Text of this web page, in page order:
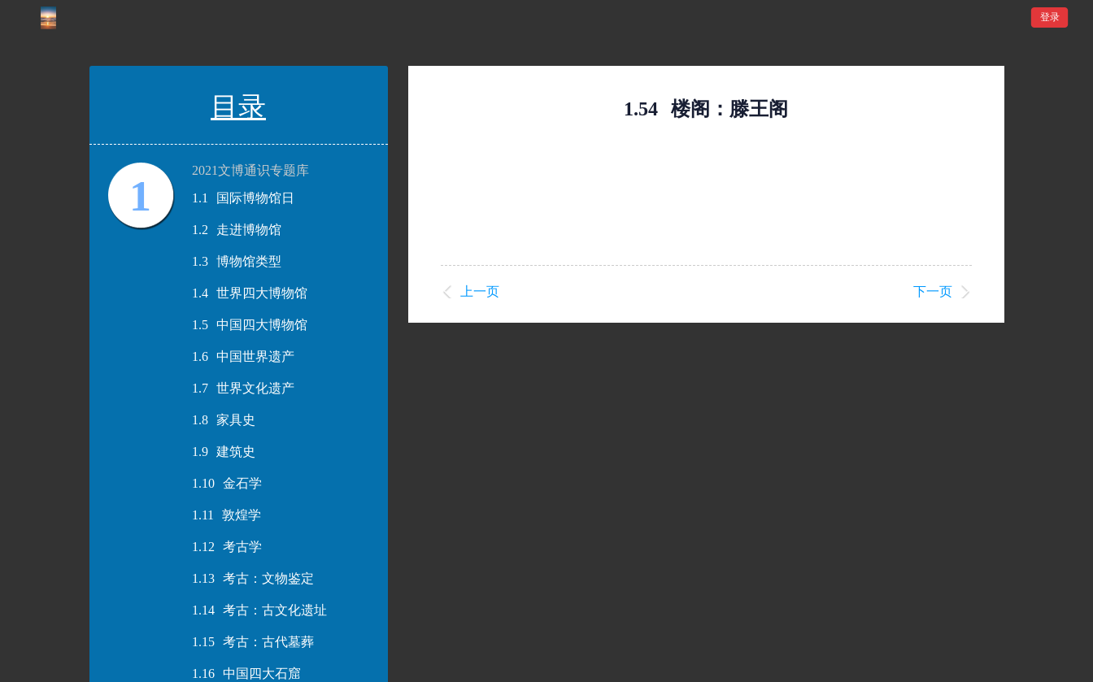
登录
目录
1
2021文博通识专题库
1.1
国际博物馆日
1.2 走进博物馆
1.3 博物馆类型
1.4 世界四大博物馆
1.5 中国四大博物馆
1.6 中国世界遗产
1.7 世界文化遗产
1.8 家具史
1.9 建筑史
1.10 金石学
1.11 敦煌学
1.12 考古学
1.13 考古：文物鉴定
1.14 考古：古文化遗址
1.15 考古：古代墓葬
1.16 中国四大石窟
1.54 楼阁：滕王阁
上一页 下一页